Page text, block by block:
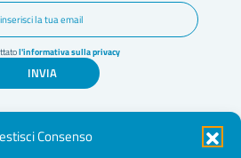
Consenso
l'informativa sulla privacy
INVIA